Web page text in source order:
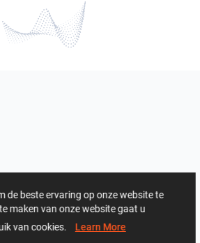
de beste ervaring op onze website te
maken van onze website gaat u
van cookies. Learn More